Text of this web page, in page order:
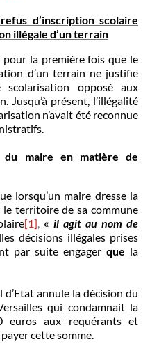
d’inscription scolaire
illégale d’un terrain
pour la première fois que le
d’un terrain ne justifie
opposé aux
Jusqu’à présent, l’illégalité
n’avait été reconnue
du maire en matière de
lorsqu’un maire dresse la
territoire de sa commune
[1], « il agit au nom de
décisions illégales prises
par suite engager que la
d’Etat annule la décision du
qui condamnait la
euros aux requérants et
payer cette somme.